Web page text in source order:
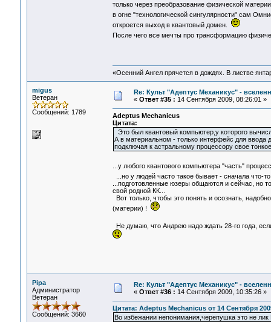
только через преобразование физической
в огне "технологической сингулярности" сам
откроется выход в квантовый домен.
После чего все мечты про трансформацию
«Осенний Ангел прячется в дождях. В листве
migus
Ветеран
Сообщений: 1789
Re: Культ "Адептус Механикус" -
« Ответ #35 : 14 Сентября 2009, 08:26:01 »
Adeptus Mechanicus
Цитата:
Это был квантовый компьютер,у которого
А в материальном - только интерфейс для
подключая к астральному процессору свое
...у любого квантового компьютера "часть"
...но у людей часто такое бывает - сначала что-
...подготовленные юзеры общаются и сейчас, но
свой родной КК...
Вот только, чтобы это понять и осознать,
(материи) !
Не думаю, что Андрею надо ждать 28-го года,
Pipa
Администратор
Ветеран
Сообщений: 3660
Re: Культ "Адептус Механикус" -
« Ответ #36 : 14 Сентября 2009, 10:35:26 »
Цитата: Adeptus Mechanicus от 14 Сентября
Во избежании непонимания,черепушка это не